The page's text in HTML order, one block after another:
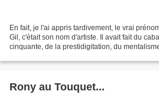
En fait, je l'ai appris tardivement, le vrai
Gil, c'était son nom d'artiste. Il avait fait du
cinquante, de la prestidigitation, du
Rony au Touquet...